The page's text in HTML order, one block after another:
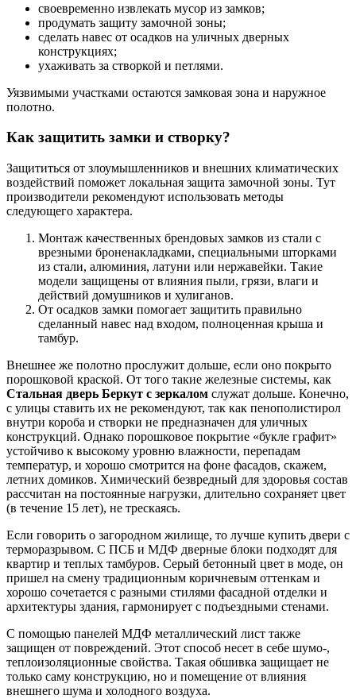
своевременно извлекать мусор из замков;
продумать защиту замочной зоны;
сделать навес от осадков на уличных дверных
конструкциях;
ухаживать за створкой и петлями.
Уязвимыми участками остаются замковая зона и наружное
полотно.
Как защитить замки и створку?
Защититься от злоумышленников и внешних климатических
воздействий поможет локальная защита замочной зоны. Тут
производители рекомендуют использовать методы
следующего характера.
Монтаж качественных брендовых замков из стали с
врезными броненакладками, специальными шторками
из стали, алюминия, латуни или нержавейки. Такие
модели защищены от влияния пыли, грязи, влаги и
действий домушников и хулиганов.
От осадков замки помогает защитить правильно
сделанный навес над входом, полноценная крыша и
тамбур.
Внешнее же полотно прослужит дольше, если оно покрыто
порошковой краской. От того такие железные системы, как
Стальная дверь Беркут с зеркалом служат дольше. Конечно,
с улицы ставить их не рекомендуют, так как пенополистирол
внутри короба и створки не предназначен для уличных
конструкций. Однако порошковое покрытие «букле графит»
устойчиво к высокому уровню влажности, перепадам
температур, и хорошо смотрится на фоне фасадов, скажем,
летних домиков. Химический безвредный для здоровья состав
рассчитан на постоянные нагрузки, длительно сохраняет цвет
(в течение 15 лет), не трескаясь.
Если говорить о загородном жилище, то лучше купить двери с
терморазрывом. С ПСБ и МДФ дверные блоки подходят для
квартир и теплых тамбуров. Серый бетонный цвет в моде, он
пришел на смену традиционным коричневым оттенкам и
хорошо сочетается с разными стилями фасадной отделки и
архитектуры здания, гармонирует с подъездными стенами.
С помощью панелей МДФ металлический лист также
защищен от повреждений. Этот способ несет в себе шумо-,
теплоизоляционные свойства. Такая обшивка защищает не
только саму конструкцию, но и помещение от влияния
внешнего шума и холодного воздуха.